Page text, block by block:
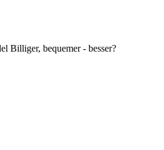
Billiger, bequemer - besser?